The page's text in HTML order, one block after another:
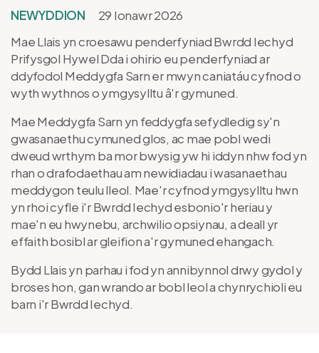
NEWYDDION
29 Ionawr 2026
Mae Llais yn croesawu penderfyniad Bwrdd Iechyd
Prifysgol Hywel Dda i ohirio eu penderfyniad ar
ddyfodol Meddygfa Sarn er mwyn caniatáu cyfnod o
wyth wythnos o ymgysylltu â'r gymuned.
Mae Meddygfa Sarn yn feddygfa sefydledig sy'n
gwasanaethu cymuned glos, ac mae pobl wedi
dweud wrthym ba mor bwysig yw hi iddyn nhw fod yn
rhan o drafodaethau am newidiadau i wasanaethau
meddygon teulu lleol. Mae'r cyfnod ymgysylltu hwn
yn rhoi cyfle i'r Bwrdd Iechyd esbonio'r heriau y
mae'n eu hwynebu, archwilio opsiynau, a deall yr
effaith bosibl ar gleifion a'r gymuned ehangach.
Bydd Llais yn parhau i fod yn annibynnol drwy gydol y
broses hon, gan wrando ar bobl leol a chynrychioli eu
barn i'r Bwrdd Iechyd.